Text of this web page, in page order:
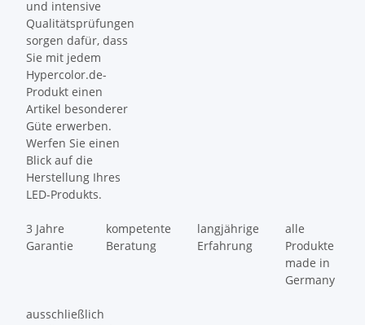
und intensive
Qualitätsprüfungen
sorgen dafür, dass
Sie mit jedem
Hypercolor.de-
Produkt einen
Artikel besonderer
Güte erwerben.
Werfen Sie einen
Blick auf die
Herstellung Ihres
LED-Produkts.
3 Jahre
Garantie
kompetente
Beratung
langjährige
Erfahrung
alle
Produkte
made in
Germany
ausschließlich